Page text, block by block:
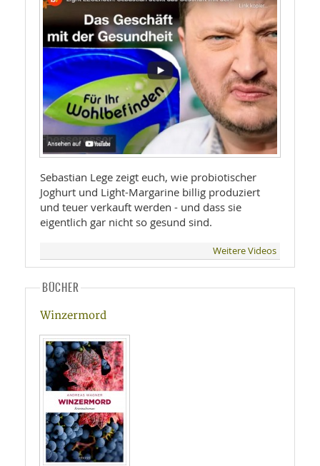
Sebastian Lege zeigt euch, wie probiotischer
Joghurt und Light-Margarine billig produziert
und teuer verkauft werden - und dass sie
eigentlich gar nicht so gesund sind.
Weitere Videos
BÜCHER
Winzermord